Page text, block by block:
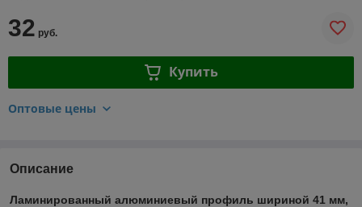
32 руб.
Купить
Оптовые цены
Описание
Ламинированный алюминиевый профиль шириной 41 мм,